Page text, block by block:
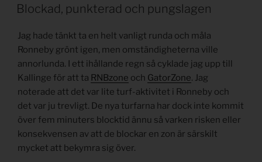
Blockad, punkterad och pungslagen
Jag hade tänkt ta en helt vanligt runda och måla
Ronneby grönt igen, men omständigheterna ville
annorlunda. I ett ihållande regn så cyklade jag upp till
Kallinge för att ta RNBzone och GatorZone. Jag
noterade att det var lite turf-aktivitet i Ronneby och
det var ju trevligt. De nya turfarna har dock inte kommit
över fem minuters blocktid ännu så varken risken eller
konsekvensen av att de blockar en zon är särskilt
mycket att bekymra sig över.